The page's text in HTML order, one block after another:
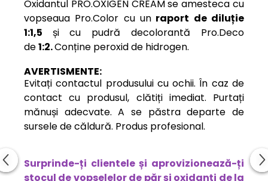
Oxidantul PRO.OXIGEN CREAM se amesteca cu
vopseaua Pro.Color cu un raport de diluție
1:1,5
și
cu pudră decolorantă Pro.Deco
de1:2.Conține peroxid de hidrogen.
AVERTISMENTE:
Evitați contactul produsului cu ochii. În caz de
contact cu produsul, clătiți imediat. Purtați
mănuși adecvate. A se păstra departe de
sursele de căldură. Produs profesional.
Surprinde-ți clientele și aprovizionează-ți
stocul de vopselelor de păr și oxidanți de la